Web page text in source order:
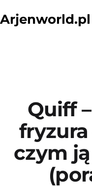
do
Arjenworld.pl
Quiff
czym